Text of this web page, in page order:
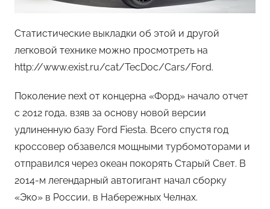
Статистические выкладки об этой и другой
легковой технике можно просмотреть на
http://www.exist.ru/cat/TecDoc/Cars/Ford.
Поколение next от концерна «Форд» начало отчет
с 2012 года, взяв за основу новой версии
удлиненную базу Ford Fiesta. Всего спустя год
кроссовер обзавелся мощными турбомоторами и
отправился через океан покорять Старый Свет. В
2014-м легендарный автогигант начал сборку
«Эко» в России, в Набережных Челнах.